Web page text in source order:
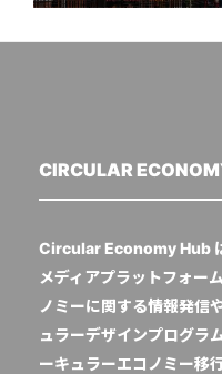
CIRCULAR
Circular Economy Hub
メディアプラットフォー
ノミーに関する情報発信
ュラーデザインプログラ
ーキュラーエコノミー移